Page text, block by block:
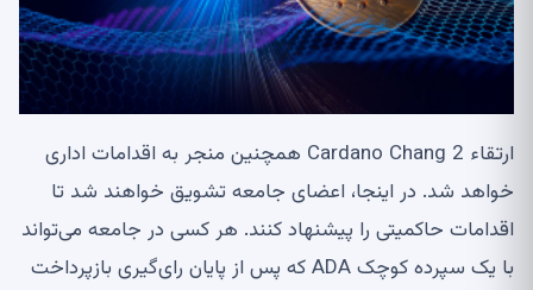
ارتقاء Cardano Chang 2 همچنین منجر به اقدامات اداری
خواهد شد. در اینجا، اعضای جامعه تشویق خواهند شد تا
اقدامات حاکمیتی را پیشنهاد کنند. هر کسی در جامعه می‌تواند
با یک سپرده کوچک ADA که پس از پایان رای‌گیری بازپرداخت